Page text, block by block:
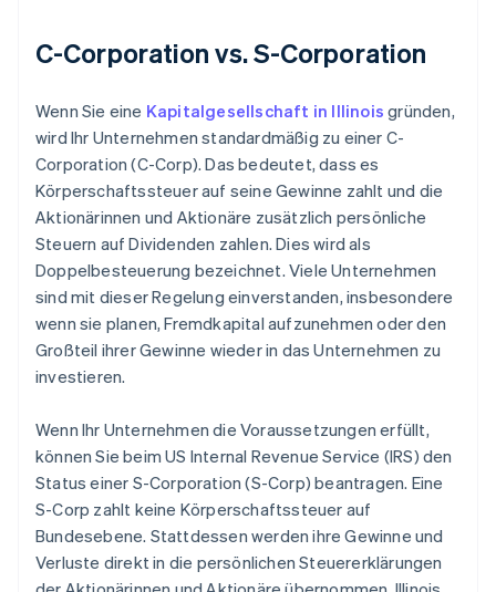
C-Corporation vs. S-Corporation
Wenn Sie eine Kapitalgesellschaft in Illinois gründen,
wird Ihr Unternehmen standardmäßig zu einer C-
Corporation (C-Corp). Das bedeutet, dass es
Körperschaftssteuer auf seine Gewinne zahlt und die
Aktionärinnen und Aktionäre zusätzlich persönliche
Steuern auf Dividenden zahlen. Dies wird als
Doppelbesteuerung bezeichnet. Viele Unternehmen
sind mit dieser Regelung einverstanden, insbesondere
wenn sie planen, Fremdkapital aufzunehmen oder den
Großteil ihrer Gewinne wieder in das Unternehmen zu
investieren.
Wenn Ihr Unternehmen die Voraussetzungen erfüllt,
können Sie beim US Internal Revenue Service (IRS) den
Status einer S-Corporation (S-Corp) beantragen. Eine
S-Corp zahlt keine Körperschaftssteuer auf
Bundesebene. Stattdessen werden ihre Gewinne und
Verluste direkt in die persönlichen Steuererklärungen